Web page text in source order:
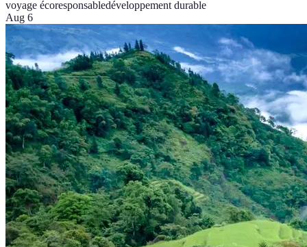
voyage écoresponsabledéveloppement durable
Aug 6